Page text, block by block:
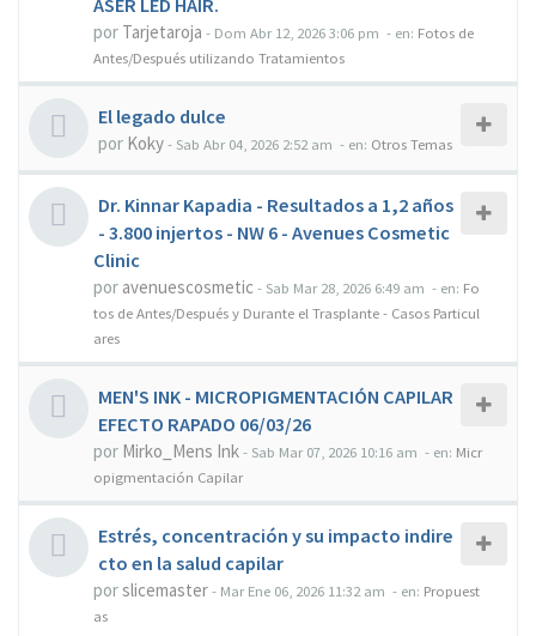
ÁSER LED HAIR.
por Tarjetaroja - Dom Abr 12, 2026 3:06 pm - en: Fotos de
Antes/Después utilizando Tratamientos
El legado dulce
por Koky- Sab Abr 04, 2026 2:52 am - en: Otros Temas
Dr. Kinnar Kapadia - Resultados a 1,2 años
- 3.800 injertos - NW 6 - Avenues Cosmetic
Clinic
por avenuescosmetic- Sab Mar 28, 2026 6:49 am - en: Fo
tos de Antes/Después y Durante el Trasplante - Casos Particul
ares
MEN'S INK - MICROPIGMENTACIÓN CAPILAR
EFECTO RAPADO 06/03/26
por Mirko_Mens Ink- Sab Mar 07, 2026 10:16 am - en: Micr
opigmentación Capilar
Estrés, concentración y su impacto indire
cto en la salud capilar
porslicemaster- Mar Ene 06, 2026 11:32 am - en: Propuest
as